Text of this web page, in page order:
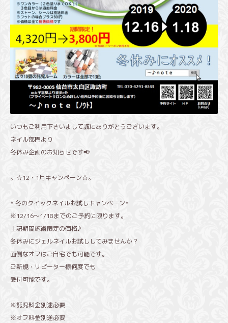
いつもご利用下さいまして誠にありがとうございます。
ネイル部門より
冬休み企画のお知らせです📢
。☆12・1月キャンペーン☆。
* 冬のクイックネイルお試しキャンペーン*
※12/16〜1/18までのご予約に限ります。
上記期間施術限定の価格♪
冬休みにジェルネイルお試ししてみませんか？
面倒なオフはご自宅でも可能です。
ご新規・リピーター様何度でも
受付可能です。
※託児料金別途必要
※オフ料金別途必要